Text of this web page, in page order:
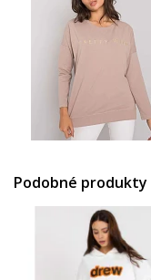
Podobné produkty